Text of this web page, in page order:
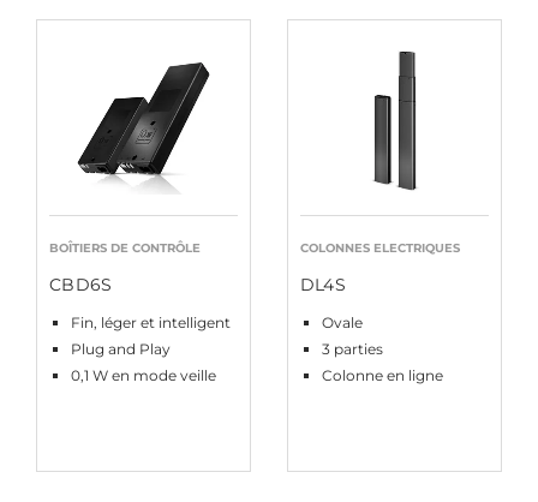
BOÎTIERS DE CONTRÔLE
CBD6S
Fin, léger et intelligent
Plug and Play
0,1 W en mode veille
COLONNES ELECTRIQUES
DL4S
Ovale
3 parties
Colonne en ligne